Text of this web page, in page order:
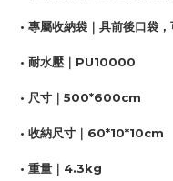
• 專屬收納袋｜具前後口袋
• 耐水壓｜PU10000
• 尺寸｜500*600cm
• 收納尺寸｜60*10*10cm
• 重量 ｜ 4.3kg